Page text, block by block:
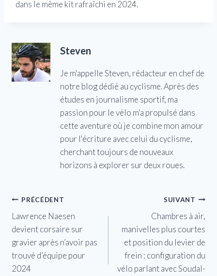
dans le même kit rafraîchi en 2024.
Steven
Je m'appelle Steven, rédacteur en chef de
notre blog dédié au cyclisme. Après des
études en journalisme sportif, ma
passion pour le vélo m'a propulsé dans
cette aventure où je combine mon amour
pour l'écriture avec celui du cyclisme,
cherchant toujours de nouveaux
horizons à explorer sur deux roues.
Navigation
de
l’article
PRÉCÉDENT
Lawrence Naesen
devient corsaire sur
gravier après n’avoir pas
trouvé d’équipe pour
2024
SUIVANT
Chambres à air,
manivelles plus courtes
et position du levier de
frein : configuration du
vélo parlant avec Soudal-